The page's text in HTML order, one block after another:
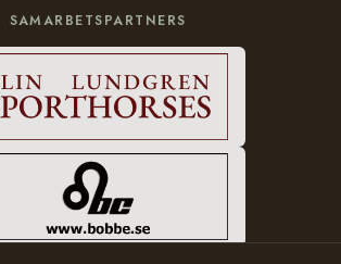
SAMARBETSPARTNERS